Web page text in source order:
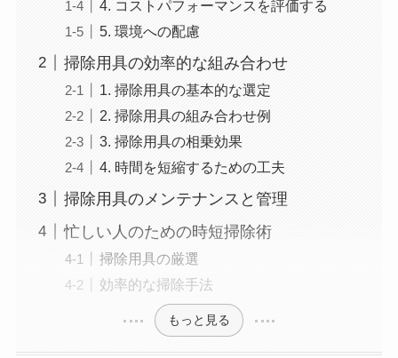
4. コストパフォーマンスを評価する
5. 環境への配慮
掃除用具の効率的な組み合わせ
1. 掃除用具の基本的な選定
2. 掃除用具の組み合わせ例
3. 掃除用具の相乗効果
4. 時間を短縮するための工夫
掃除用具のメンテナンスと管理
忙しい人のための時短掃除術
掃除用具の厳選
効率的な掃除手法
もっと見る